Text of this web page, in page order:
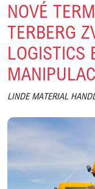
NOVÉ
TERBERG
LOGISTICS
LINDE MATERIAL